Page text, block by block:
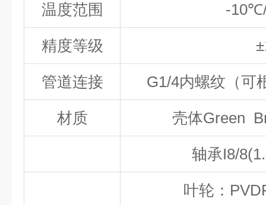
温度范围 -10℃
精度等级 ±
管道连接 G1/4内螺纹（可
材质 壳体Green
轴承I8/
叶轮：